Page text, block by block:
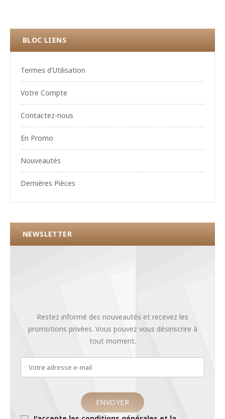
BLOC LIENS
Termes d'Utilisation
Votre Compte
Contactez-nous
En Promo
Nouveautés
Dernières Pièces
NEWSLETTER
Restez informé des nouveautés et recevez les
promotions privées. Vous pouvez vous désinscrire à
tout moment.